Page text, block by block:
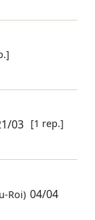
03 [1 rep.]
Roi) 04/04